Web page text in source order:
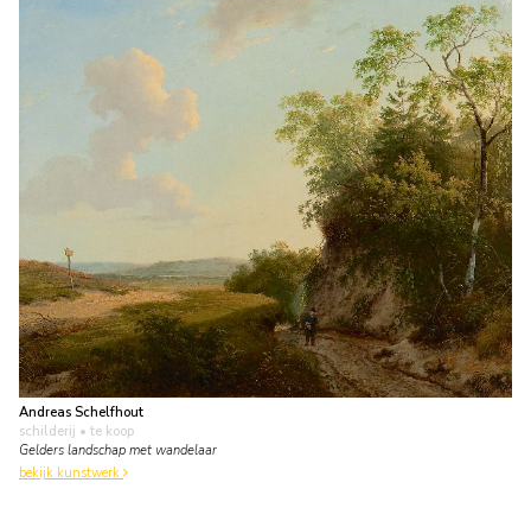
Andreas Schelfhout
schilderij • te koop
Gelders landschap met wandelaar
bekijk kunstwerk